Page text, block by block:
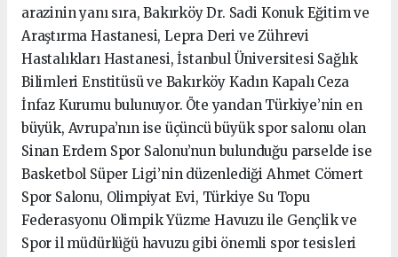
arazinin yanı sıra, Bakırköy Dr. Sadi Konuk Eğitim ve
Araştırma Hastanesi, Lepra Deri ve Zührevi
Hastalıkları Hastanesi, İstanbul Üniversitesi Sağlık
Bilimleri Enstitüsü ve Bakırköy Kadın Kapalı Ceza
İnfaz Kurumu bulunuyor. Öte yandan Türkiye’nin en
büyük, Avrupa’nın ise üçüncü büyük spor salonu olan
Sinan Erdem Spor Salonu’nun bulunduğu parselde ise
Basketbol Süper Ligi’nin düzenlediği Ahmet Cömert
Spor Salonu, Olimpiyat Evi, Türkiye Su Topu
Federasyonu Olimpik Yüzme Havuzu ile Gençlik ve
Spor il müdürlüğü havuzu gibi önemli spor tesisleri